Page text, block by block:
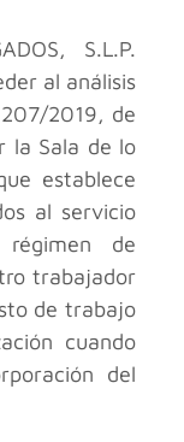
S.L.P.
al análisis
2019, de
la Sala de lo
establece
al servicio
de
trabajador
de trabajo
cuando
del